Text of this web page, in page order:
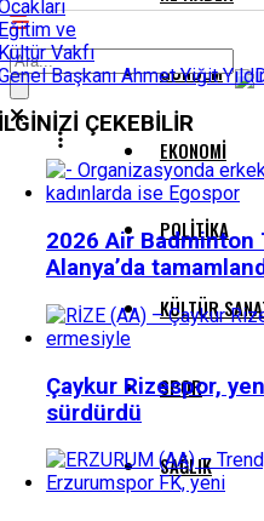
GÜNDEM
EKONOMI
POLITIKA
KÜLTÜR
SPOR
SAĞLIK
ve
Vakfı
Başkanı Ahmet Yiğit
ÇEKEBİLİR
2026 Air Badminton
Alanya’da
Çaykur Rizespor,
sürdürdü